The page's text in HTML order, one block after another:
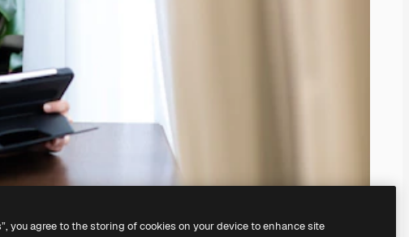
you agree to the storing of cookies on your device to enhance site